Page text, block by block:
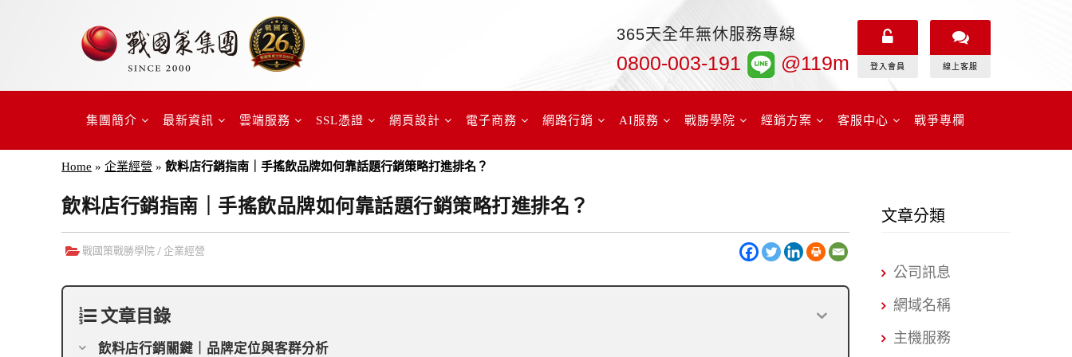
365天全年無休服務專線
0800-003-191 @119m 登入會員 線上客服
集團簡介 最新資訊 雲端服務 SSL憑證 網頁設計 電子商務 網路行銷 AI服務 戰勝學院 經銷方案 客服中心 戰爭專欄
Home »企業經營 »飲料店行銷指南｜手搖飲品牌如何靠話題行銷策略打進排名？
飲料店行銷指南｜手搖飲品牌如何靠話題行銷策略打進排名？
戰國策戰勝學院 / 企業經營
文章目錄
飲料店行銷關鍵｜品牌定位與客群分析
文章分類
公司訊息
網域名稱
主機服務